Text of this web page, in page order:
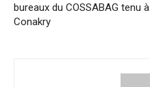
bureaux du COSSABAG tenu à
Conakry